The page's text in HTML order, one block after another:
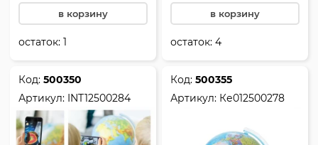
в корзину
остаток:1
в корзину
остаток:4
Код:500350
Артикул: INT12500284
Код:500355
Артикул: Ке012500278